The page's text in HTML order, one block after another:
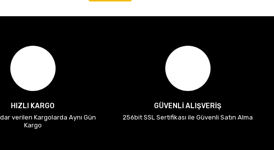
HIZLI KARGO
verilen Kargolarda Aynı Gün
Kargo
GÜVENLİ ALIŞVERİŞ
256bit SSL Sertifikası ile Güvenli Satın Alma